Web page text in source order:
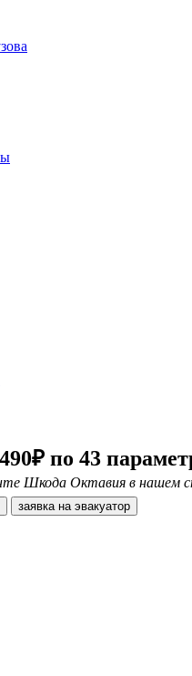
по 43
Шкода Октавия в нашем
заявка на эвакуатор